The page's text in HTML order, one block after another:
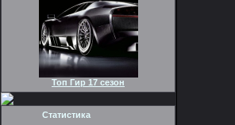
Топ Гир 17 сезон
Статистика